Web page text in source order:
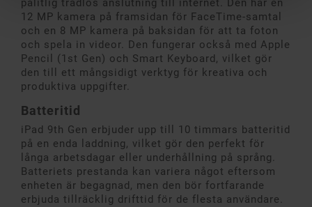
pålitlig trådlös anslutning till internet. Den har en
12 MP kamera på framsidan för FaceTime-samtal
och en 8 MP kamera på baksidan för att ta foton
och spela in videor. Den fungerar också med Apple
Pencil (1st Gen) och Smart Keyboard, vilket gör
den till ett mångsidigt verktyg för kreativa och
produktiva uppgifter.
Batteritid
iPad 9th Gen erbjuder upp till 10 timmars batteritid
på en enda laddning, vilket gör den perfekt för
långa arbetsdagar eller underhållning på språng.
Batteriets prestanda kan variera något eftersom
enheten är begagnad, men den bör fortfarande
erbjuda tillräcklig drifttid för de flesta användare.